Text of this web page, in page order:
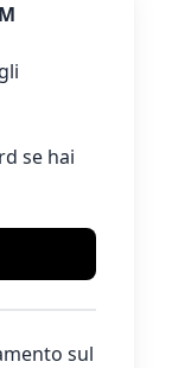
se hai
sul